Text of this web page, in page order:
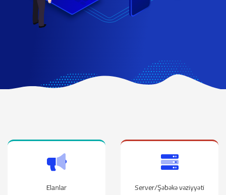
Elanlar Server/Şəbəkə vəziyyəti